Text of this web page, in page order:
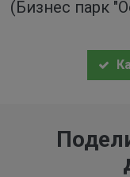
(Бизнес парк